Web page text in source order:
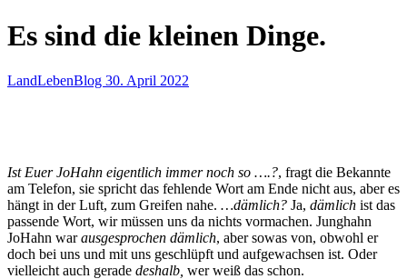
Es sind die kleinen Dinge.
LandLebenBlog 30. April 2022
Ist Euer JoHahn eigentlich immer noch so ….?, fragt die Bekannte
am Telefon, sie spricht das fehlende Wort am Ende nicht aus, aber es
hängt in der Luft, zum Greifen nahe. …dämlich? Ja, dämlich ist das
passende Wort, wir müssen uns da nichts vormachen. Junghahn
JoHahn warausgesprochen dämlich, aber sowas von, obwohl er
doch bei uns und mit uns geschlüpft und aufgewachsen ist. Oder
vielleicht auch gerade deshalb, wer weiß das schon.